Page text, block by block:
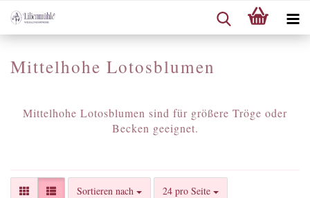
Mittelhohe Lotosblumen
Mittelhohe Lotosblumen sind für größere Tröge oder
Becken geeignet.
Sortieren nach
Sortieren nach 24 pro Seite
pro Seite